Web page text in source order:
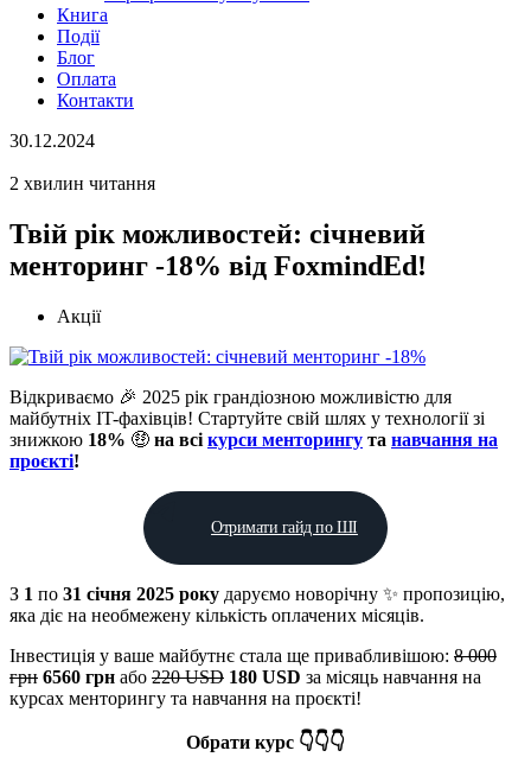
Книга
Події
Блог
Оплата
Контакти
30.12.2024
2 хвилин читання
Твій рік можливостей: січневий
менторинг -18% від FoxmindEd!
Акції
Відкриваємо 🎉 2025 рік грандіозною можливістю для
майбутніх IT-фахівців! Стартуйте свій шлях у технології зі
знижкою 18% 🤑 на всі курси менторингу та навчання на
проєкті!
Отримати гайд по ШІ
З 1 по 31 січня 2025 року даруємо новорічну ✨ пропозицію,
яка діє на необмежену кількість оплачених місяців.
Інвестиція у ваше майбутнє стала ще привабливішою: 8 000
грн 6560 грн або 220 USD 180 USD за місяць навчання на
курсах менторингу та навчання на проєкті!
Обрати курс 👇👇👇